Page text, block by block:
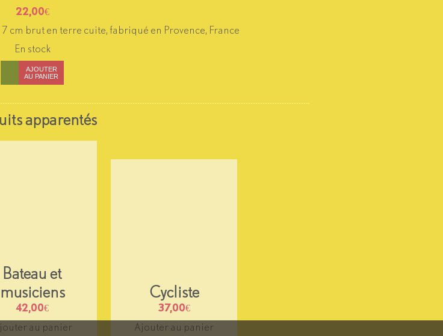
22,00€
cm brut en terre cuite, fabriqué en Provence, France
En stock
AJOUTER
AU PANIER
apparentés
Bateau et
musiciens
42,00€
au panier
Cycliste
37,00€
Ajouter au panier